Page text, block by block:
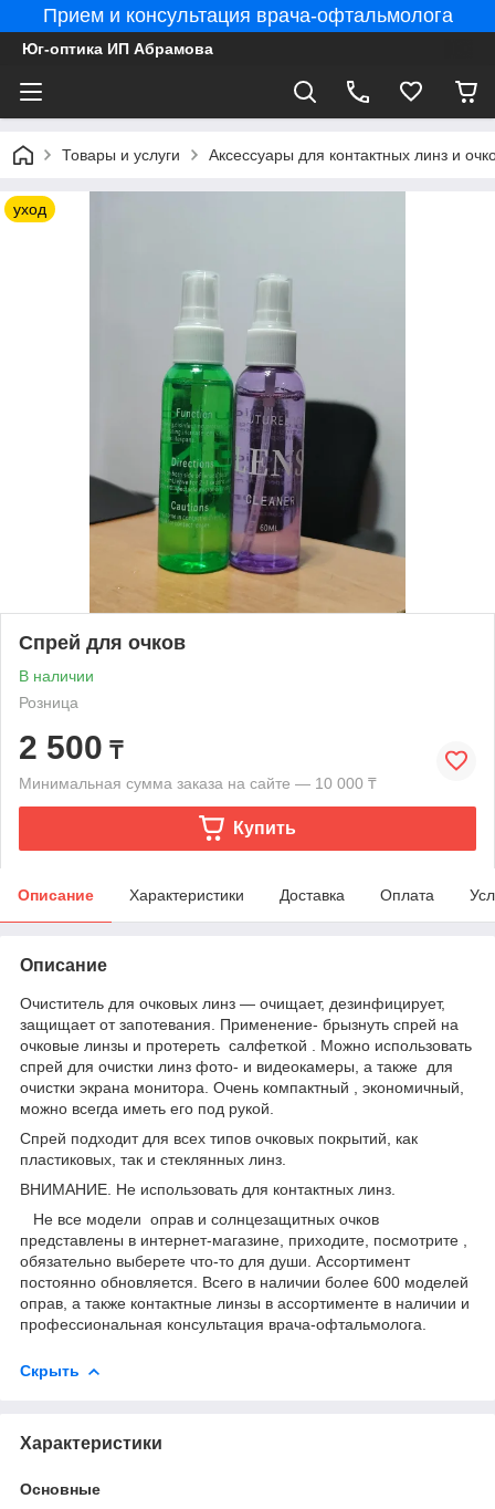
Прием и консультация врача-офтальмолога
Юг-оптика ИП Абрамова
Товары и услуги Аксессуары для контактных линз и
уход
Спрей для очков
В наличии
Розница
2 500 ₸
Минимальная сумма заказа на сайте — 10 000 ₸
Купить
Описание Характеристики Доставка Оплата
Описание
Очиститель для очковых линз ― очищает, дезинфицирует,
защищает от запотевания. Применение- брызнуть спрей на
очковые линзы и протереть салфеткой . Можно использовать
спрей для очистки линз фото- и видеокамеры, а также для
очистки экрана монитора. Очень компактный , экономичный,
можно всегда иметь его под рукой.
Спрей подходит для всех типов очковых покрытий, как
пластиковых, так и стеклянных линз.
ВНИМАНИЕ. Не использовать для контактных линз.
Не все модели оправ и солнцезащитных очков
представлены в интернет-магазине, приходите, посмотрите ,
обязательно выберете что-то для души. Ассортимент
постоянно обновляется. Всего в наличии более 600 моделей
оправ, а также контактные линзы в ассортименте в наличии и
профессиональная консультация врача-офтальмолога.
Скрыть
Характеристики
Основные